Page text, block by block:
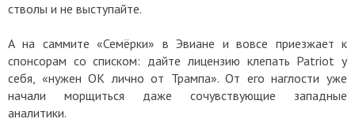
стволы и не выступайте.
А на саммите «Семёрки» в Эвиане и вовсе приезжает к
спонсорам со списком: дайте лицензию клепать Patriot у
себя, «нужен ОК лично от Трампа». От его наглости уже
начали морщиться даже сочувствующие западные
аналитики.